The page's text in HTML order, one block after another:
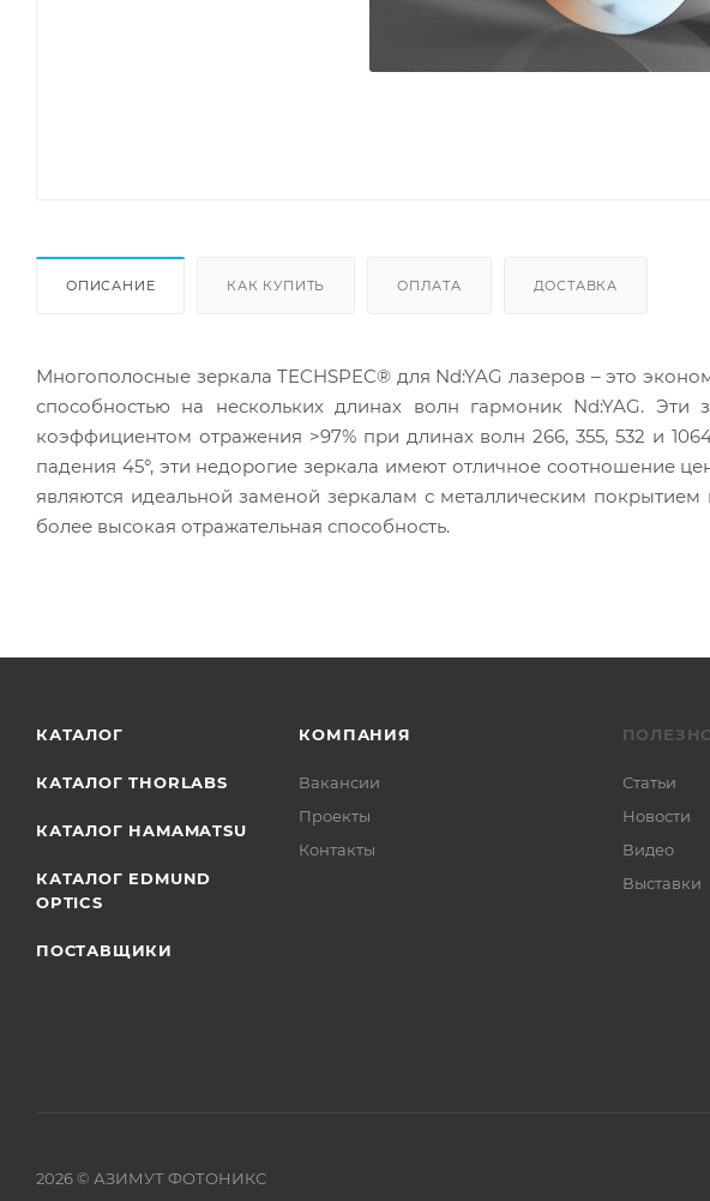
ОПИСАНИЕ КАК КУПИТЬ ОПЛАТА ДОСТАВКА
Многополосные зеркала TECHSPEC® для Nd:YAG лазеров – это
способностью на нескольких длинах волн гармоник Nd:YAG. Эти
коэффициентом отражения >97% при длинах волн 266, 355, 532 и
падения 45°, эти недорогие зеркала имеют отличное соотношение
являются идеальной заменой зеркалам с металлическим покрытием
более высокая отражательная способность.
КАТАЛОГ
КАТАЛОГ THORLABS
КАТАЛОГ HAMAMATSU
КАТАЛОГ EDMUND
OPTICS
ПОСТАВЩИКИ
КОМПАНИЯ
Вакансии
Проекты
Контакты
Статьи
Новости
Видео
Выставки
2026© АЗИМУТ ФОТОНИКС